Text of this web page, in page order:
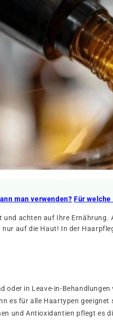
man verwenden? Für
achten auf Ihre Ernährung.
auf die Haut! In der
oder in Leave-in-
es für alle Haartypen geeignet
und Antioxidantien pflegt es